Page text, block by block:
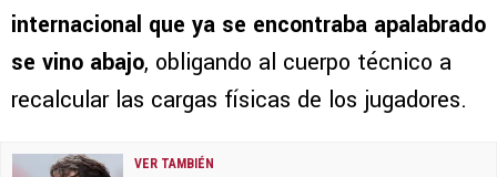
internacional que ya se encontraba apalabrado
se vino abajo, obligando al cuerpo técnico a
recalcular las cargas físicas de los jugadores.
VER TAMBIÉN